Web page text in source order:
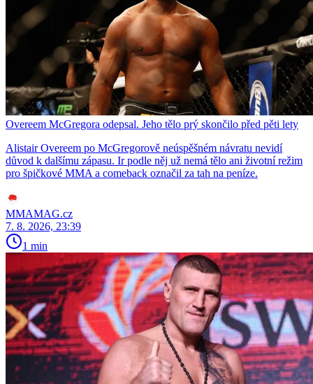
Overeem McGregora odepsal. Jeho tělo prý skončilo před pěti lety
Alistair Overeem po McGregorově neúspěšném návratu nevidí
důvod k dalšímu zápasu. Ir podle něj už nemá tělo ani životní režim
pro špičkové MMA a comeback označil za tah na peníze.
MMAMAG.cz
7. 8. 2026, 23:39
1 min